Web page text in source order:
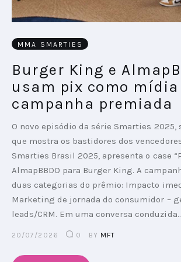
CONECTADES
PODCAST
PLAYBOOKS
MMA SMARTIES
Burger King e
usam pix como mídia
campanha premiada
O novo episódio da série Smarties 2025,
que mostra os bastidores dos
Smarties Brasil 2025, apresenta o case
AlmapBBDO para Burger King. A
duas categorias do prêmio: Impacto
Marketing de jornada do consumidor –
leads/CRM. Em uma conversa
20/07/2026 0 BY MFT